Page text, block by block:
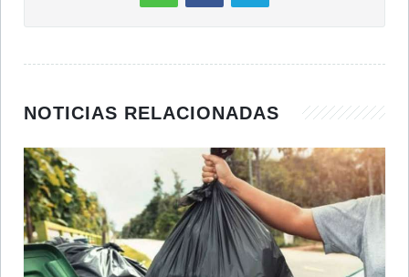
NOTICIAS RELACIONADAS